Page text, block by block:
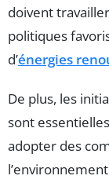
doivent
politiques
d’énergies
De plus, les
sont
adopter des